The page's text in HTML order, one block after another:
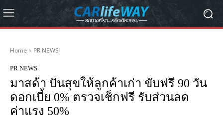
Home PR NEWS
PR NEWS
มาสด้า ปันสุขให้ลูกค้าเก่า ขับฟรี 90 วัน
ดอกเบี้ย 0% ตรวจเช็กฟรี รับส่วนลด
ค่าแรง 50%